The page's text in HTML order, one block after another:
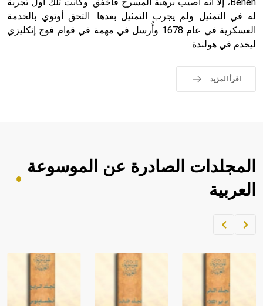
- هل تعلم أن الأبجدية الكنعانية تتألف من /22/ علامة كتابية
sign تكتب منفصلة غير متصلة، وتعتمد المبدأ الأكوروفوني،
له في التمثيل ولم يجرب التمثيل بعدها. التحق أوتوي بالخدمة
العسكرية في عام 1678 وأُرسل في مهمة في قوام فوج إنكليزي
ليخدم في هولندة.
اقرأ المزيد
المجلدات الصادرة عن الموسوعة
العربية